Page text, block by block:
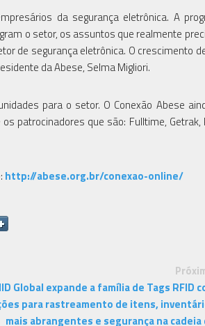
da segurança eletrônica. A
o setor, os assuntos que realmente
de segurança eletrônica. O crescimento
da Abese, Selma Migliori.
para o setor. O Conexão Abese
patrocinadores que são: Fulltime, Getrak,
http://abese.org.br/conexao-online/
Global expande a família de Tags RFID
para rastreamento de itens,
mais abrangentes e segurança na cadeia